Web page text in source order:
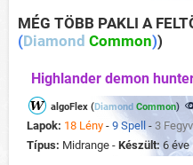
MÉG TÖBB PAKLI A
(Diamond Common))
Highlander demon
algoFlex (Diamond Common)
Lapok: 18 Lény - 9 Spell - 3
Típus: Midrange - Készült: 6 éve